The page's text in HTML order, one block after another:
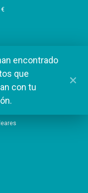
encontrado
que
con tu
€